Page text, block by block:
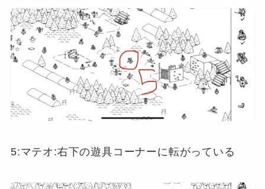
5:マテオ:右下の遊具コーナーに転がっている